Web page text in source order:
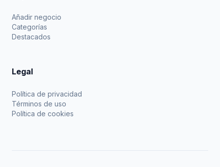
Añadir negocio
Categorías
Destacados
Legal
Política de privacidad
Términos de uso
Política de cookies